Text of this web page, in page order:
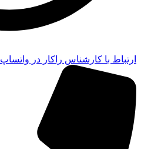
ارتباط با کارشناس راکار در واتساپ